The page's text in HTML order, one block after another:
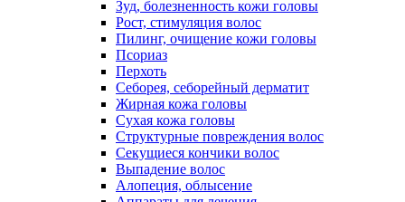
Зуд, болезненность кожи головы
Рост, стимуляция волос
Пилинг, очищение кожи головы
Псориаз
Перхоть
Себорея, себорейный дерматит
Жирная кожа головы
Сухая кожа головы
Структурные повреждения волос
Секущиеся кончики волос
Выпадение волос
Алопеция, облысение